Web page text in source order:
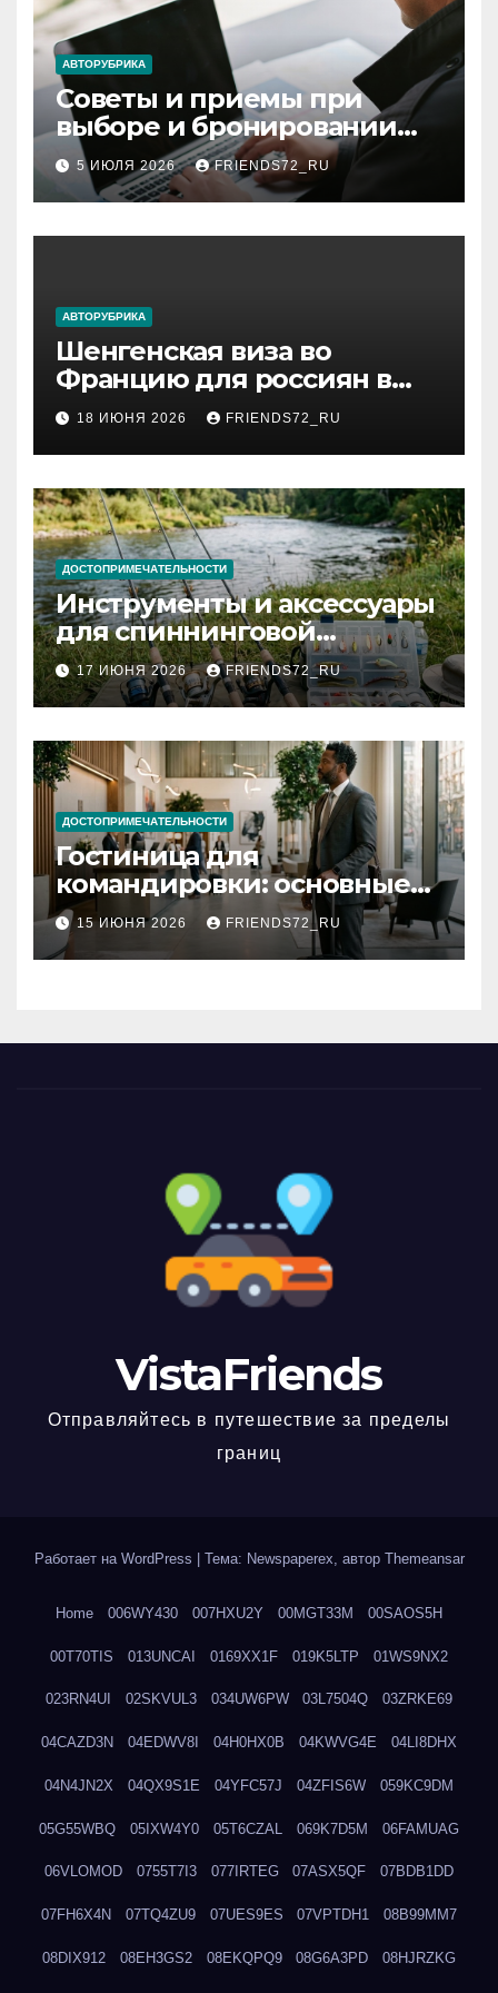
АВТОРУБРИКА
Советы и приемы при
выборе и бронировании
авиабилетов
5 ИЮЛЯ 2026 FRIENDS72_RU
АВТОРУБРИКА
Шенгенская виза во
Францию для россиян в
2026 году: сроки от 3 дней
и список необходимых
документов
18 ИЮНЯ 2026 FRIENDS72_RU
ДОСТОПРИМЕЧАТЕЛЬНОСТИ
Инструменты и аксессуары
для спиннинговой
рыбалки: назначение и
типы
17 ИЮНЯ 2026 FRIENDS72_RU
ДОСТОПРИМЕЧАТЕЛЬНОСТИ
Гостиница для
командировки: основные
критерии выбора
15 ИЮНЯ 2026 FRIENDS72_RU
VistaFriends
Отправляйтесь в путешествие за пределы
границ
Работает на WordPress Тема: Newspaperex, автор Themeansar
Home 006WY430 007HXU2Y 00MGT33M 00SAOS5H
00T70TIS 013UNCAI 0169XX1F 019K5LTP 01WS9NX2
023RN4UI 02SKVUL3 034UW6PW 03L7504Q 03ZRKE69
04CAZD3N 04EDWV8I 04H0HX0B 04KWVG4E 04LI8DHX
04N4JN2X 04QX9S1E 04YFC57J 04ZFIS6W 059KC9DM
05G55WBQ 05IXW4Y0 05T6CZAL 069K7D5M 06FAMUAG
06VLOMOD 0755T7I3 077IRTEG 07ASX5QF 07BDB1DD
07FH6X4N 07TQ4ZU9 07UES9ES 07VPTDH1 08B99MM7
08DIX912 08EH3GS2 08EKQPQ9 08G6A3PD 08HJRZKG